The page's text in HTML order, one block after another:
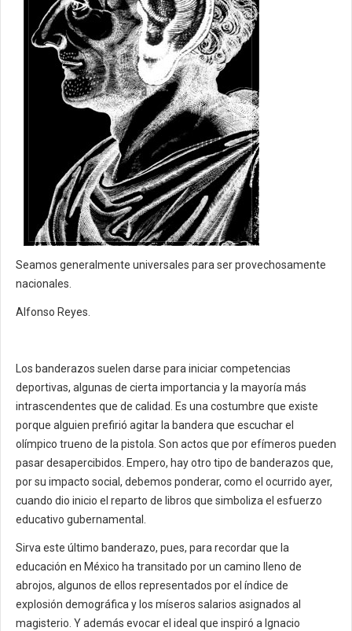
Seamos generalmente universales para ser provechosamente
nacionales.
Alfonso Reyes.
Los banderazos suelen darse para iniciar competencias
deportivas, algunas de cierta importancia y la mayoría más
intrascendentes que de calidad. Es una costumbre que existe
porque alguien prefirió agitar la bandera que escuchar el
olímpico trueno de la pistola. Son actos que por efímeros pueden
pasar desapercibidos. Empero, hay otro tipo de banderazos que,
por su impacto social, debemos ponderar, como el ocurrido ayer,
cuando dio inicio el reparto de libros que simboliza el esfuerzo
educativo gubernamental.
Sirva este último banderazo, pues, para recordar que la
educación en México ha transitado por un camino lleno de
abrojos, algunos de ellos representados por el índice de
explosión demográfica y los míseros salarios asignados al
magisterio. Y además evocar el ideal que inspiró a Ignacio